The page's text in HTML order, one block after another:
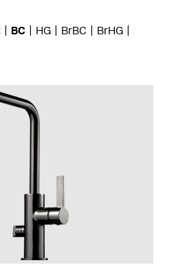
BC HG BrBC
BrHG